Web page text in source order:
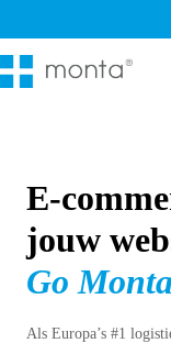
inhoud
E-
jouw
Go
Als Europa’s #1